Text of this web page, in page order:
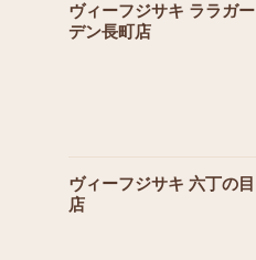
ヴィーフジサキ ララガー
デン長町店
ヴィーフジサキ 六丁の目
店